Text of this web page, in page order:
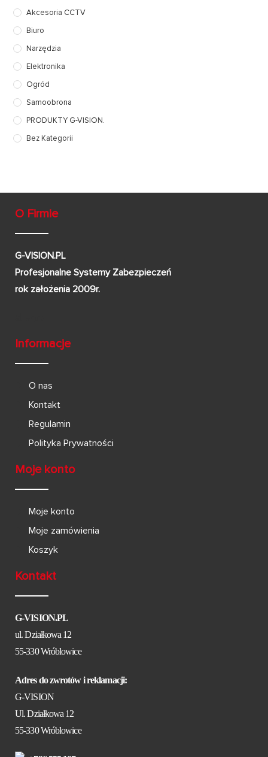
Akcesoria CCTV
Biuro
Narzędzia
Elektronika
Ogród
Samoobrona
PRODUKTY G-VISION.
Bez Kategorii
O Firmie
G-VISION.PL
Profesjonalne Systemy Zabezpieczeń
rok założenia 2009r.
Informacje
O nas
Kontakt
Regulamin
Polityka Prywatności
Moje konto
Moje konto
Moje zamówienia
Koszyk
Kontakt
G-VISION.PL
ul. Działkowa 12
55-330 Wróblowice
Adres do zwrotów i reklamacji:
G-VISION
Ul. Działkowa 12
55-330 Wróblowice